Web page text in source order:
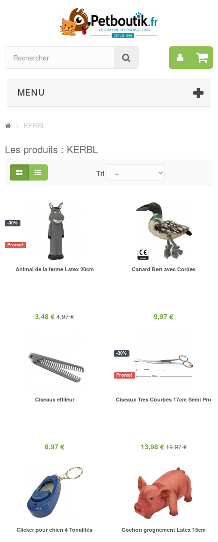
Mon
MENU
> KERBL
Les produits : KERBL
Tri
Promo!
Animal de la ferme Latex 20cm
3,48 € 4,97 €
-30%
Canard Bert avec Cordes
9,97 €
Ciseaux effileur
8,97 €
Promo!
Ciseaux Tres Courbes 17cm Semi Pro
13,98 €19,97 €
-30%
Clicker pour chien 4 Tonalités Cochon grognement Latex 15cm